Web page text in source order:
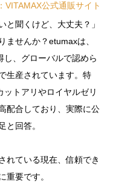
VITAMAX公式通販サイト
と聞くけど、大丈夫？」
せんか？etumaxは、
し、グローバルで認めら
生産されています。特
ットアリやロイヤルゼリ
配合しており、実際に公
と回答。
れている現在、信頼でき
重要です。